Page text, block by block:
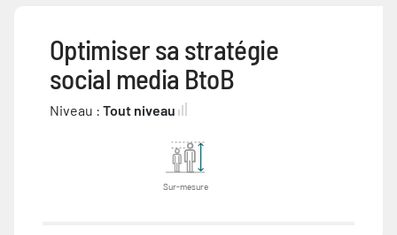
Optimiser sa stratégie
social media BtoB
Niveau : Tout niveau
Sur-mesure